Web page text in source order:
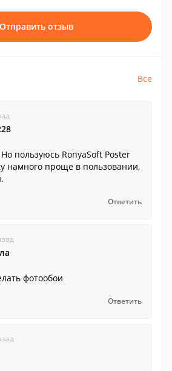
Отправить отзыв
Все
пользуюсь RonyaSoft Poster
намного проще в пользовании,
Ответить
фотообои
Ответить